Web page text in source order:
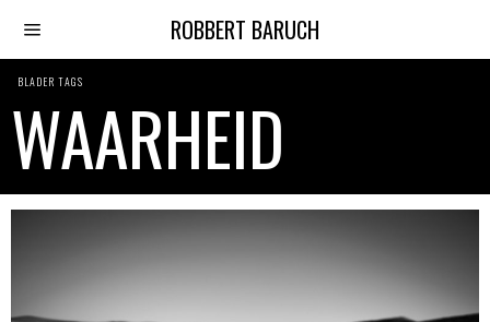
ROBBERT BARUCH
BLADER TAGS
WAARHEID